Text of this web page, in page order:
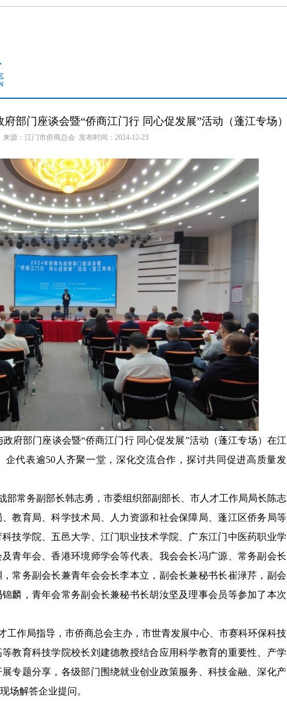
部门座谈会暨“侨商江门行 同心促发展”活动（蓬江专场）
来源：江门市侨商总会 发布时间：2024-12-23
政府部门座谈会暨“侨商江门行 同心促发展”活动（蓬江专场）在江
企代表逾50人齐聚一堂，深化交流合作，探讨共同促进高质量发
部常务副部长韩志勇，市委组织部副部长、市人才工作局局长陈志
教育局、科学技术局、人力资源和社会保障局、蓬江区侨务局等
技学院、五邑大学、江门职业技术学院、广东江门中医药职业学
青年会、香港环境师学会等代表。我会会长冯广源、常务副会长
常务副会长兼青年会会长李本立，副会长兼秘书长崔渌芹，副会
麟，青年会常务副会长兼秘书长胡汝坚及理事会员等参加了本次
工作局指导，市侨商总会主办，市世青发展中心、市赛科环保科技
教育科技学院校长刘建德教授结合应用科学教育的重要性、产学
专题分享，各级部门围绕就业创业政策服务、科技金融、深化产
场解答企业提问。